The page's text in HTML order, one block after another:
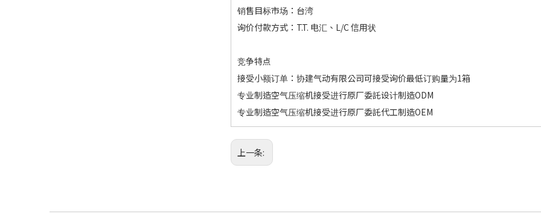
销售目标市场：台湾
询价付款方式：T.T. 电汇、L/C 信用状
竞争特点
接受小额订单：协建气动有限公司可接受询价最低订购量为1箱
专业制造空气压缩机接受进行原厂委託设计制造ODM
专业制造空气压缩机接受进行原厂委託代工制造OEM
上一条: